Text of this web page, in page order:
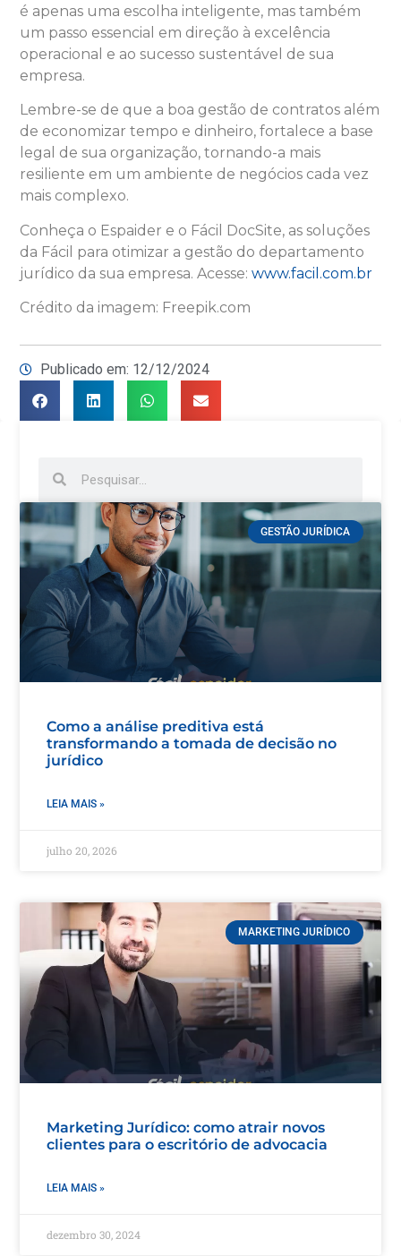
é apenas uma escolha inteligente, mas também
um passo essencial em direção à excelência
operacional e ao sucesso sustentável de sua
empresa.
Lembre-se de que a boa gestão de contratos além
de economizar tempo e dinheiro, fortalece a base
legal de sua organização, tornando-a mais
resiliente em um ambiente de negócios cada vez
mais complexo.
Conheça o Espaider e o Fácil DocSite, as soluções
da Fácil para otimizar a gestão do departamento
jurídico da sua empresa. Acesse:www.facil.com.br
Crédito da imagem: Freepik.com
Publicado em: 12/12/2024
GESTÃO JURÍDICA
Como a análise preditiva está
transformando a tomada de decisão no
jurídico
LEIA MAIS »
julho 20, 2026
MARKETING JURÍDICO
Marketing Jurídico: como atrair novos
clientes para o escritório de advocacia
LEIA MAIS »
dezembro 30, 2024